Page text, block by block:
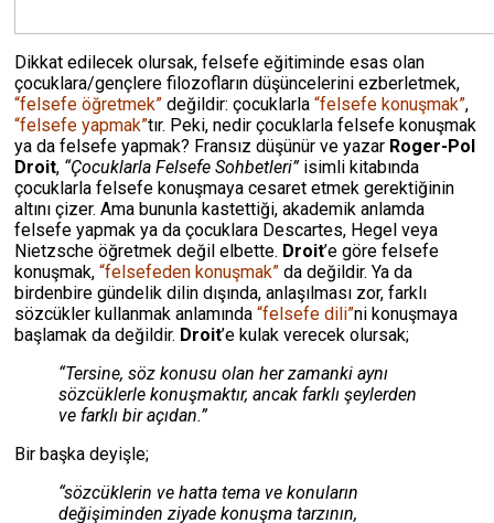
Dikkat edilecek olursak, felsefe eğitiminde esas olan
çocuklara/gençlere filozofların düşüncelerini ezberletmek,
“felsefe öğretmek” değildir: çocuklarla “felsefe konuşmak”,
“felsefe yapmak”tır. Peki, nedir çocuklarla felsefe konuşmak
ya da felsefe yapmak? Fransız düşünür ve yazar Roger-Pol
Droit, “Çocuklarla Felsefe Sohbetleri” isimli kitabında
çocuklarla felsefe konuşmaya cesaret etmek gerektiğinin
altını çizer. Ama bununla kastettiği, akademik anlamda
felsefe yapmak ya da çocuklara Descartes, Hegel veya
Nietzsche öğretmek değil elbette. Droit’e göre felsefe
konuşmak, “felsefeden konuşmak” da değildir. Ya da
birdenbire gündelik dilin dışında, anlaşılması zor, farklı
sözcükler kullanmak anlamında “felsefe dili”ni konuşmaya
başlamak da değildir. Droit’e kulak verecek olursak;
“Tersine, söz konusu olan her zamanki aynı
sözcüklerle konuşmaktır, ancak farklı şeylerden
ve farklı bir açıdan.”
Bir başka deyişle;
“sözcüklerin ve hatta tema ve konuların
değişiminden ziyade konuşma tarzının,